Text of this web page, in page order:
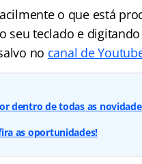
o que está
seu teclado e
no canal de
dentro de todas as
as oportunidades!